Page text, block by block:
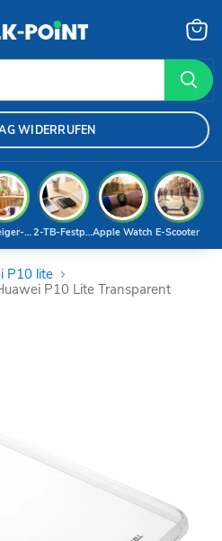
WIDERRUFEN
E-Scooter
Apple Watch
2-TB-Festplatte
Handy
P10 lite
P10 Lite Transparent